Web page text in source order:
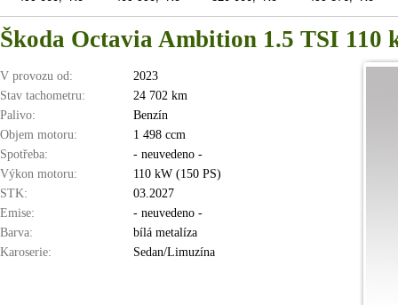
Škoda Octavia Ambition 1.5 TSI 110
V provozu od:
2023
Stav tachometru:
24 702 km
Palivo:
Benzín
Objem motoru:
1 498 ccm
Spotřeba:
- neuvedeno -
Výkon motoru:
110 kW (150 PS)
STK:
03.2027
Emise:
- neuvedeno -
Barva:
bílá metalíza
Karoserie:
Sedan/Limuzína